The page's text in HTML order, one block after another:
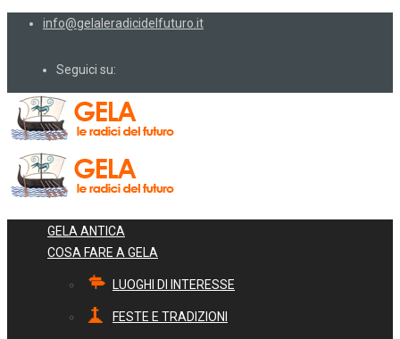
info@gelaleradicidelfuturo.it
Seguici su:
GELA ANTICA
COSA FARE A GELA
LUOGHI DI INTERESSE
FESTE E TRADIZIONI